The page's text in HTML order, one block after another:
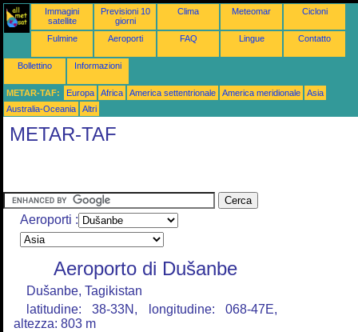
Immagini
satellite
Previsioni 10
giorni
Clima Meteomar Cicloni
Fulmine Aeroporti FAQ Lingue Contatto
Bollettino Informazioni
METAR-TAF: Europa Africa America settentrionale America meridionale
Asia
Australia-Oceania
Altri
METAR-TAF
Aeroporti :
Aeroporto di Dušanbe
Dušanbe, Tagikistan
latitudine: 38-33N, longitudine: 068-47E,
altezza: 803 m